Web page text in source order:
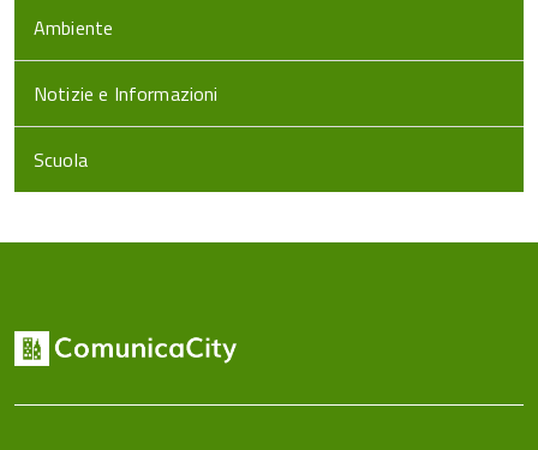
Ambiente
Notizie e Informazioni
Scuola